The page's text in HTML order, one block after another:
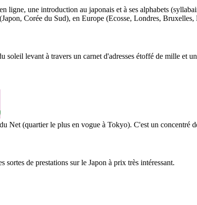
ligne, une introduction au japonais et à ses alphabets
Corée du Sud), en Europe (Ecosse, Londres,
levant à travers un carnet d'adresses étoffé de mille et
(quartier le plus en vogue à Tokyo). C'est un concentré
sortes de prestations sur le Japon à prix très intéressant.